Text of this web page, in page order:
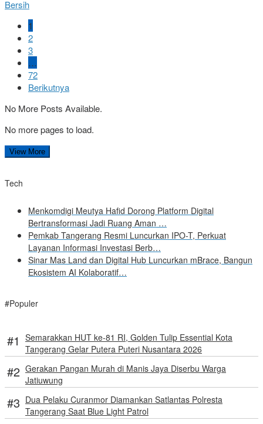
Bersih
1
2
3
…
72
Berikutnya
No More Posts Available.
No more pages to load.
View More
Tech
Menkomdigi Meutya Hafid Dorong Platform Digital
Bertransformasi Jadi Ruang Aman …
Pemkab Tangerang Resmi Luncurkan IPO-T, Perkuat
Layanan Informasi Investasi Berb…
Sinar Mas Land dan Digital Hub Luncurkan mBrace, Bangun
Ekosistem AI Kolaboratif…
#Populer
Semarakkan HUT ke-81 RI, Golden Tulip Essential Kota
Tangerang Gelar Putera Puteri Nusantara 2026
Gerakan Pangan Murah di Manis Jaya Diserbu Warga
Jatiuwung
Dua Pelaku Curanmor Diamankan Satlantas Polresta
Tangerang Saat Blue Light Patrol